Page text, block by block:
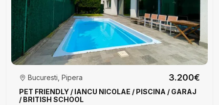
PET FRIENDLY / IANCU NICOLAE / PISCINA / GARAJ
/ BRITISH SCHOOL
Bucuresti, Pipera 3.200€